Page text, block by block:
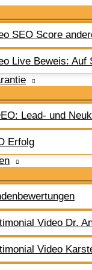
SEO Score
Live Beweis: Auf
Lead- und
Erfolg
Video Dr.
Video